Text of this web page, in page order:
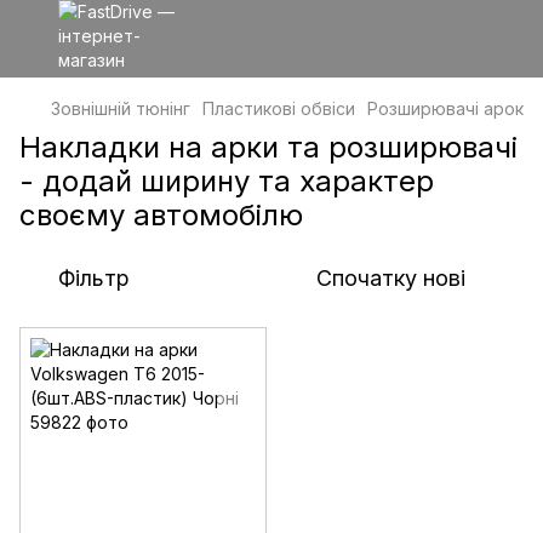
Зовнішній тюнінг Пластикові обвіси Розширювачі арок
Накладки на арки та розширювачі
- додай ширину та характер
своєму автомобілю
Фільтр Спочатку нові